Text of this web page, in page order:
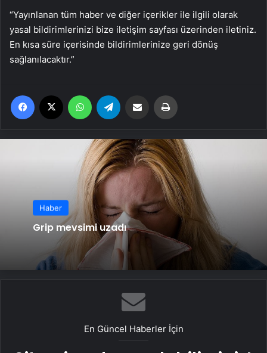
“Yayınlanan tüm haber ve diğer içerikler ile ilgili olarak
yasal bildirimlerinizi bize iletişim sayfası üzerinden iletiniz.
En kısa süre içerisinde bildirimlerinize geri dönüş
sağlanılacaktır.”
Facebook WhatsApp Email'den paylaş
Haber
Grip mevsimi uzadı
En Güncel Haberler İçin